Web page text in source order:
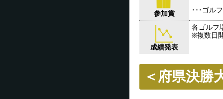
参加賞 ･･･ゴル
成績発表
各ゴルフ
※複数日
＜府県決勝